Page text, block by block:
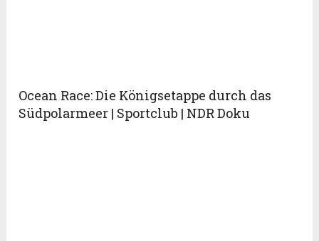
Ocean Race: Die Königsetappe durch das
Südpolarmeer | Sportclub | NDR Doku